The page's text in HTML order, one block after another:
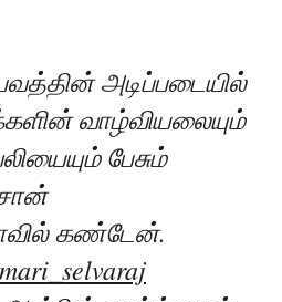
அடிப்படையில்
வாழ்வியலையும்
பேசும்
கண்டேன்.